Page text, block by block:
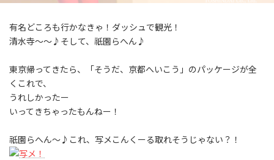
:
有名どころも行かなきゃ！ダッシュで観光！
清水寺～～♪そして、祇園らへん♪
東京帰ってきたら、「そうだ、京都へいこう」のパッケージが全
くこれで、
うれしかったー
いってきちゃったもんねー！
祇園らへん～♪これ、写メこんくーる取れそうじゃない？！